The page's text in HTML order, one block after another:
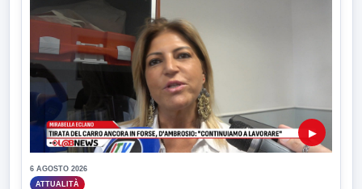
▶
6 AGOSTO 2026
ATTUALITÀ